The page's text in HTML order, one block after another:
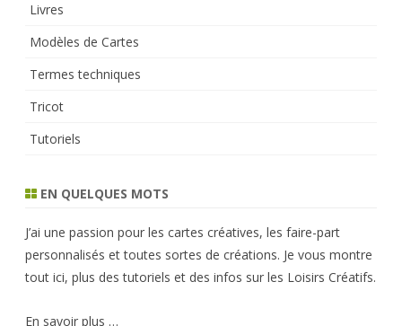
Livres
Modèles de Cartes
Termes techniques
Tricot
Tutoriels
EN QUELQUES MOTS
J’ai une passion pour les cartes créatives, les faire-part
personnalisés et toutes sortes de créations. Je vous montre
tout ici, plus des tutoriels et des infos sur les Loisirs Créatifs.
En savoir plus …